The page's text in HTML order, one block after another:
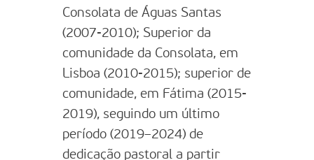
Consolata de Águas Santas
(2007-2010); Superior da
comunidade da Consolata, em
Lisboa (2010-2015); superior de
comunidade, em Fátima (2015-
2019), seguindo um último
período (2019–2024) de
dedicação pastoral a partir